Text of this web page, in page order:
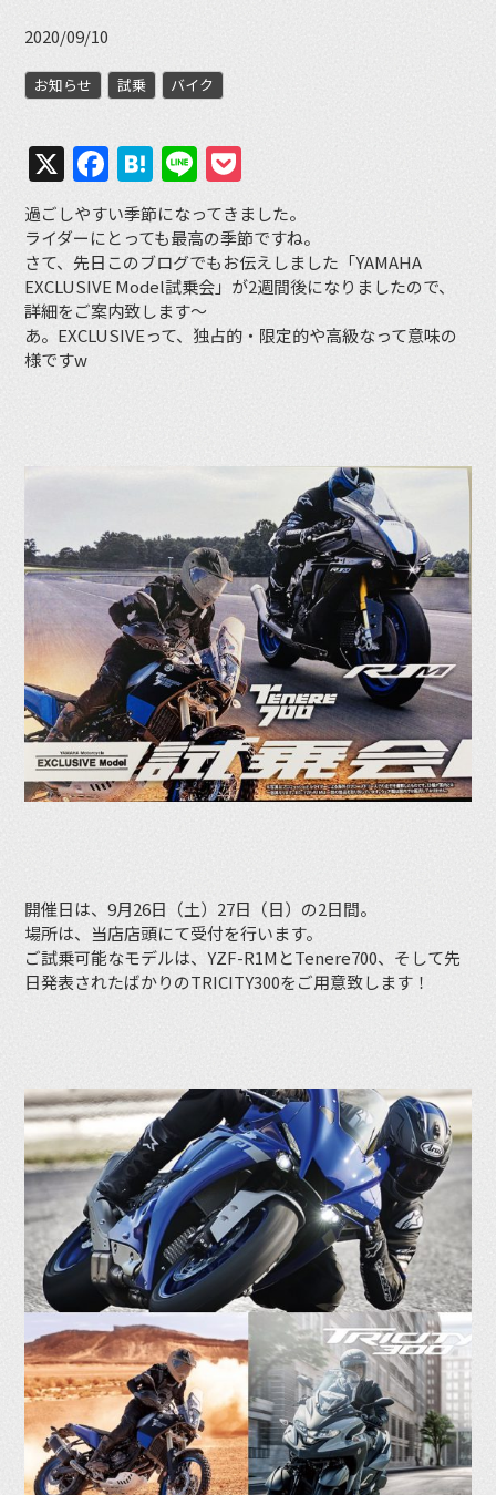
2020/09/10
お知らせ 試乗 バイク
X Facebook
Hatena
Line
過ごしやすい季節になってきました。
ライダーにとっても最高の季節ですね。
さて、先日このブログでもお伝えしました「YAMAHA
EXCLUSIVE Model試乗会」が2週間後になりましたので、
詳細をご案内致します〜
あ。EXCLUSIVEって、独占的・限定的や高級なって意味の
様ですw
開催日は、9月26日（土）27日（日）の2日間。
場所は、当店店頭にて受付を行います。
ご試乗可能なモデルは、YZF-R1MとTenere700、そして先
日発表されたばかりのTRICITY300をご用意致します！